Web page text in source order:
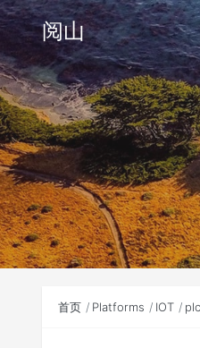
阅山
首页 Platforms IOT plc